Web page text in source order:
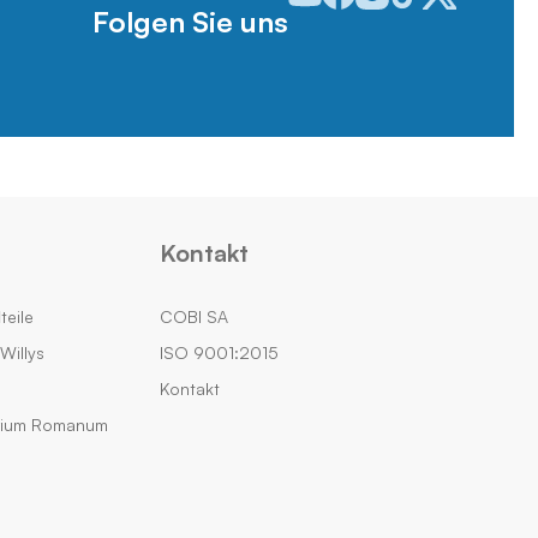
Folgen Sie uns
Romanum
Kontakt
COBI SA
ISO 9001:2015
Kontakt